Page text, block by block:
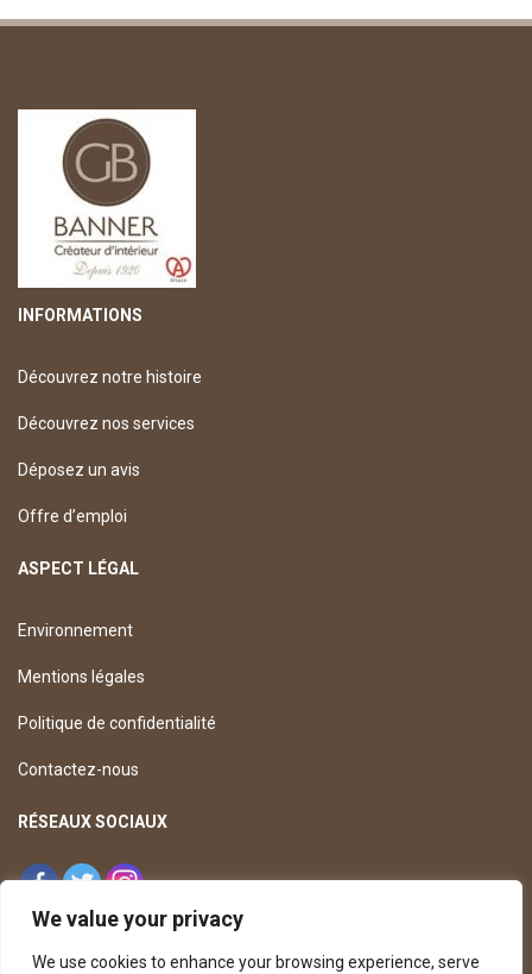
We value your privacy
We use cookies to enhance your browsing experience, serve
INFORMATIONS
Découvrez notre histoire
Découvrez nos services
Déposez un avis
Offre d’emploi
ASPECT LÉGAL
Environnement
Mentions légales
Politique de confidentialité
Contactez-nous
RÉSEAUX SOCIAUX